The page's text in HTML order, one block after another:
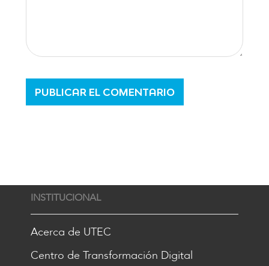
INSTITUCIONAL
Acerca de UTEC
Centro de Transformación Digital